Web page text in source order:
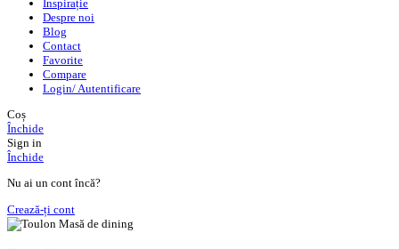
Inspirație
Despre noi
Blog
Contact
Favorite
Compare
Login/ Autentificare
Coș
Închide
Sign in
Închide
Nu ai un cont încă?
Crează-ți cont